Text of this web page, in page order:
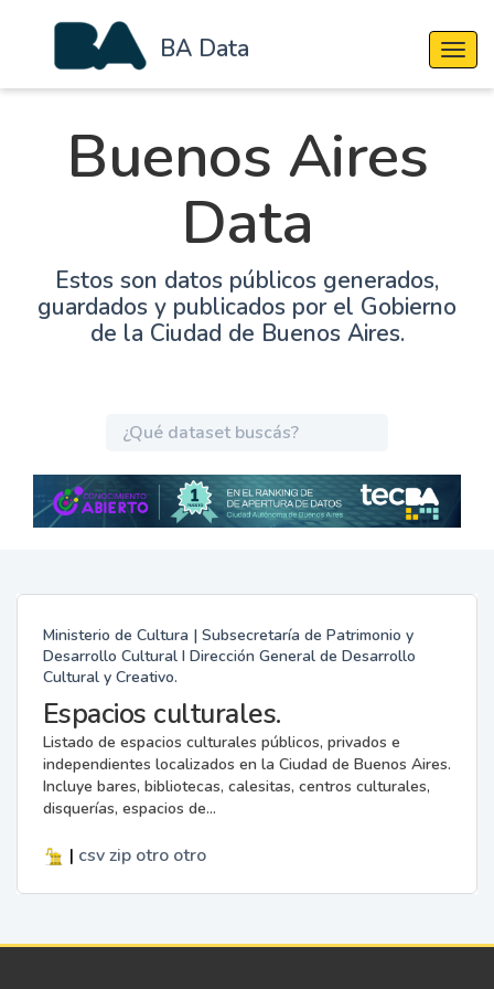
BA Data
Buenos Aires
Data
Estos son datos públicos generados,
guardados y publicados por el Gobierno
de la Ciudad de Buenos Aires.
Ministerio de Cultura | Subsecretaría de Patrimonio y
Desarrollo Cultural I Dirección General de Desarrollo
Cultural y Creativo.
Espacios culturales.
Listado de espacios culturales públicos, privados e
independientes localizados en la Ciudad de Buenos Aires.
Incluye bares, bibliotecas, calesitas, centros culturales,
disquerías, espacios de...
| csv zip otro otro